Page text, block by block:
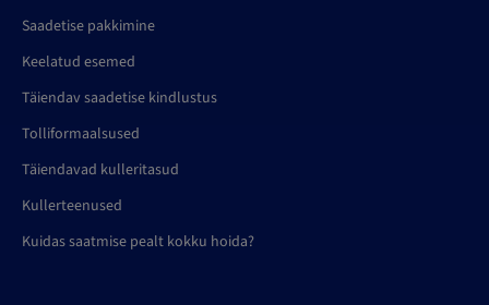
Saadetise pakkimine
Keelatud esemed
Täiendav saadetise kindlustus
Tolliformaalsused
Täiendavad kulleritasud
Kullerteenused
Kuidas saatmise pealt kokku hoida?